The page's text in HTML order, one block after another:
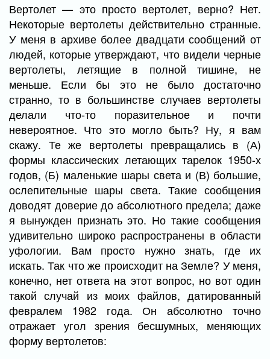
Вертолет — это просто вертолет, верно? Нет.
Некоторые вертолеты действительно странные.
У меня в архиве более двадцати сообщений от
людей, которые утверждают, что видели черные
вертолеты, летящие в полной тишине, не
меньше. Если бы это не было достаточно
странно, то в большинстве случаев вертолеты
делали что-то поразительное и почти
невероятное. Что это могло быть? Ну, я вам
скажу. Те же вертолеты превращались в (А)
формы классических летающих тарелок 1950-х
годов, (Б) маленькие шары света и (В) большие,
ослепительные шары света. Такие сообщения
доводят доверие до абсолютного предела; даже
я вынужден признать это. Но такие сообщения
удивительно широко распространены в области
уфологии. Вам просто нужно знать, где их
искать. Так что же происходит на Земле? У меня,
конечно, нет ответа на этот вопрос, но вот один
такой случай из моих файлов, датированный
февралем 1982 года. Он абсолютно точно
отражает угол зрения бесшумных, меняющих
форму вертолетов: